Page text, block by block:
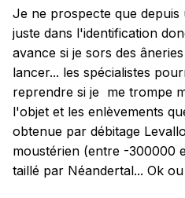
Je ne prospecte que
juste dans l'identification
avance si je sors des
lancer... les spécialistes
reprendre si je me trompe
l'objet et les enlèvements
obtenue par débitage
moustérien (entre -300000
taillé par Néandertal... Ok